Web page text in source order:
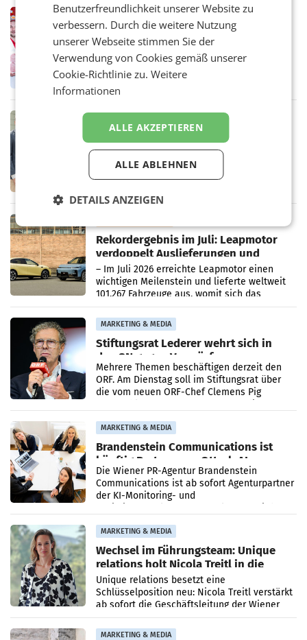
Müller-Filialen
RETAIL
Penny modernisiert zwei Filialen in
Ober- und Niederösterreich
WIENER NEUDORF. – Im Rahmen einer
laufenden Modernisierungsoffensive
erneuert Penny zwei Filialen in Nieder- und
Oberösterreich. Die beiden Standorte liegen
Alles bereit für den Wechsel: Jürgen
Albrecht setzt ab 1.1.2027 auf Adeg
WIENER NEUDORF. – Die geplante
Zusammenarbeit zwischen Adeg und dem
Vorarlberger Kaufmann Jürgen Albrecht ist
kartellrechtlich freigegeben: Die
Bundeswettbewerbsbehörde und der
Rekordergebnis im Juli: Leapmotor
verdoppelt Auslieferungen und
überschreitet die 100.000er-Marke
– Im Juli 2026 erreichte Leapmotor einen
wichtigen Meilenstein und lieferte weltweit
101.267 Fahrzeuge aus, womit sich das
Ergebnis gegenüber Juli 2025 mehr als
verdoppelte (+102
MARKETING & MEDIA
Stiftungsrat Lederer wehrt sich in
den SN gegen Vorwürfe
Mehrere Themen beschäftigen derzeit den
ORF. Am Dienstag soll im Stiftungsrat über
die vom neuen ORF-Chef Clemens Pig
MARKETING & MEDIA
Brandenstein Communications ist
künftig Partner von OtterlyAI
Die Wiener PR-Agentur Brandenstein
Communications ist ab sofort Agenturpartner
der KI-Monitoring- und
MARKETING & MEDIA
Wechsel im Führungsteam: Unique
relations holt Nicola Treitl in die
Geschäftsleitung
Unique relations besetzt eine
Schlüsselposition neu: Nicola Treitl verstärkt
ab sofort die Geschäftsleitung der Wiener
PR-Agentur an der Seite von Josef Kalina und
Anna Kalina-Mahr.
MARKETING & MEDIA
Benutzerfreundlichkeit unserer Website zu
verbessern. Durch die weitere Nutzung
unserer Webseite stimmen Sie der
Verwendung von Cookies gemäß unserer
Cookie-Richtlinie zu.Weitere
Informationen
ALLE AKZEPTIEREN
ALLE ABLEHNEN
DETAILS ANZEIGEN